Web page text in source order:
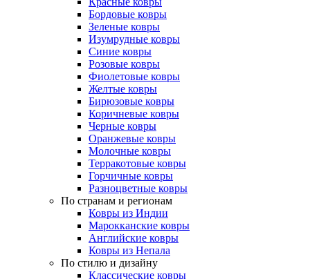
Бордовые ковры
Зеленые ковры
Изумрудные ковры
Синие ковры
Розовые ковры
Фиолетовые ковры
Желтые ковры
Бирюзовые ковры
Коричневые ковры
Черные ковры
Оранжевые ковры
Молочные ковры
Терракотовые ковры
Горчичные ковры
Разноцветные ковры
По странам и регионам
Ковры из Индии
Марокканские ковры
Английские ковры
Ковры из Непала
По стилю и дизайну
Классические ковры